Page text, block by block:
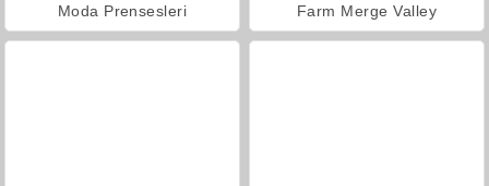
Moda Prensesleri Farm Merge Valley